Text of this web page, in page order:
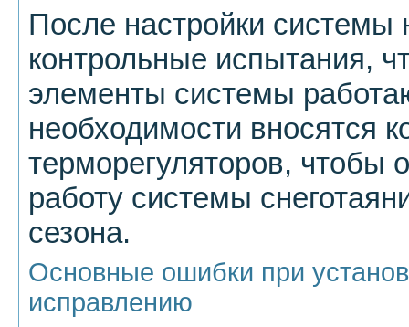
После настройки системы
контрольные испытания,
элементы системы
необходимости вносятся
терморегуляторов, чтобы
работу системы
сезона.
Основные ошибки при
исправлению